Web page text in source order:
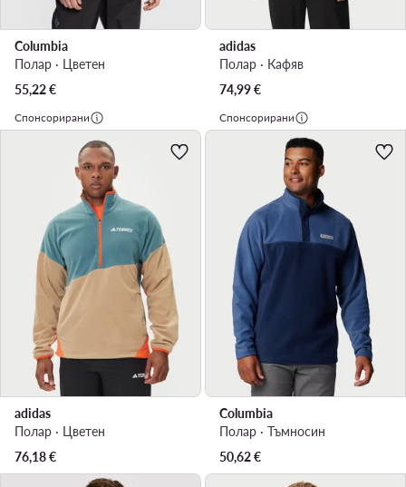
Columbia
Полар · Цветен
55,22€
adidas
Полар · Кафяв
74,99€
Спонсорирани
adidas
Полар · Цветен
76,18€
Спонсорирани
Columbia
Полар · Тъмносин
50,62€